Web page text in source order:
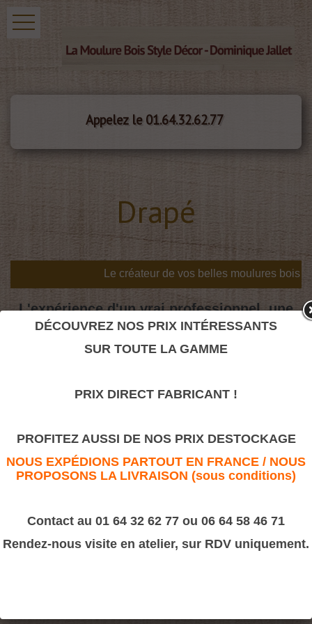
Appelez le 01.64.32.62.77
Drapé
L'expérience d'un vrai professionnel, une
valeur sûre.
Motifs décoratifs Bois & Résine> Résine
DÉCOUVREZ NOS PRIX INTÉRESSANTS
SUR TOUTE LA GAMME
PRIX DIRECT FABRICANT !
PROFITEZ AUSSI DE NOS PRIX DESTOCKAGE
NOUS EXPÉDIONS PARTOUT EN FRANCE / NOUS
PROPOSONS LA LIVRAISON (sous conditions)
Contact au 01 64 32 62 77 ou 06 64 58 46 71
Rendez-nous visite en atelier, sur RDV uniquement.